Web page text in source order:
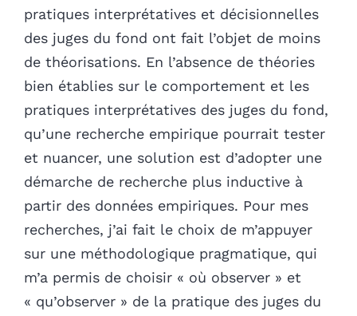
pratiques interprétatives et décisionnelles
des juges du fond ont fait l’objet de moins
de théorisations. En l’absence de théories
bien établies sur le comportement et les
pratiques interprétatives des juges du fond,
qu’une recherche empirique pourrait tester
et nuancer, une solution est d’adopter une
démarche de recherche plus inductive à
partir des données empiriques. Pour mes
recherches, j’ai fait le choix de m’appuyer
sur une méthodologique pragmatique, qui
m’a permis de choisir « où observer » et
« qu’observer » de la pratique des juges du